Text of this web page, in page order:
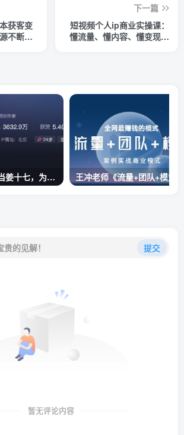
获客变
不断的
下一篇
短视频个人ip商业实操课：
懂流量、懂内容、懂变现、
姜十七：颜值担当姜十七，为什么这么火
的见解！ 提交
暂无评论内容